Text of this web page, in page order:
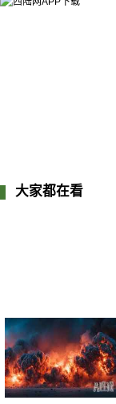
大家都在看